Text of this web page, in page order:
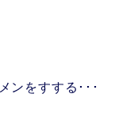
ンをすする･･･